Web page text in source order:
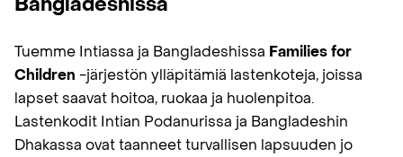
Tuemme Intiassa ja Bangladeshissa Families for
Children -järjestön ylläpitämiä lastenkoteja, joissa
lapset saavat hoitoa, ruokaa ja huolenpitoa.
Lastenkodit Intian Podanurissa ja Bangladeshin
Dhakassa ovat taanneet turvallisen lapsuuden jo